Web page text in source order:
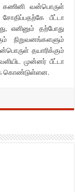
கணினி வன்பொருள்
பீட்டா
எனினும் தற்போது
நிறுவனங்களளும்
தயாரிக்கும்
முன்னர் பீட்டா
கொண்டுள்ளன.